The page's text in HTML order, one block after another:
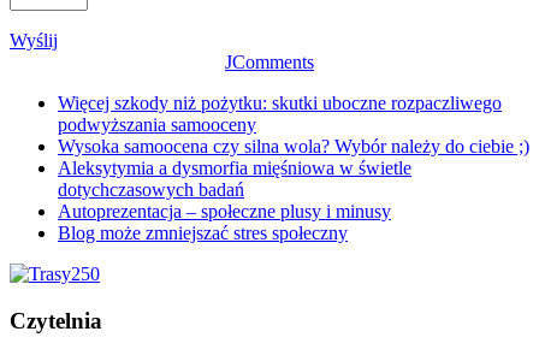
Wyślij
JComments
Więcej szkody niż pożytku: skutki uboczne rozpaczliwego
podwyższania samooceny
Wysoka samoocena czy silna wola? Wybór należy do ciebie ;)
Aleksytymia a dysmorfia mięśniowa w świetle
dotychczasowych badań
Autoprezentacja – społeczne plusy i minusy
Blog może zmniejszać stres społeczny
Czytelnia